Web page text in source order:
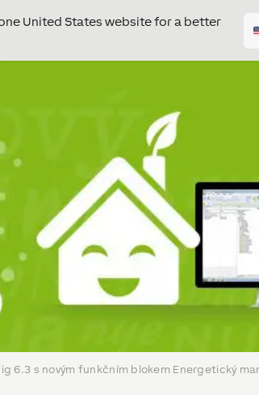
United States website for a better
6.3 s novým funkčním blokem Energetický